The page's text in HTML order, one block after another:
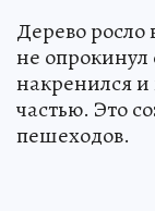
Дерево росло
не опрокинул
накренился
частью. Это
пешеходов.